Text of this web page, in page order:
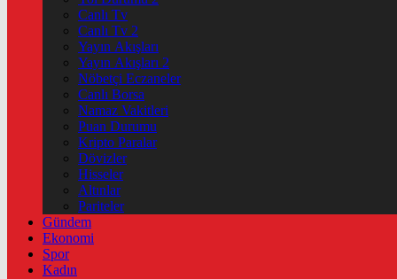
Canlı Tv
Canlı Tv 2
Yayın Akışları
Yayın Akışları 2
Nöbetçi Eczaneler
Canlı Borsa
Namaz Vakitleri
Puan Durumu
Kripto Paralar
Dövizler
Hisseler
Altınlar
Pariteler
Gündem
Ekonomi
Spor
Kadın